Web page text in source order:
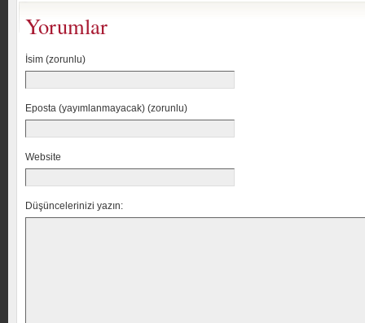
Yorumlar
İsim (zorunlu)
Eposta (yayımlanmayacak) (zorunlu)
Website
Düşüncelerinizi yazın: